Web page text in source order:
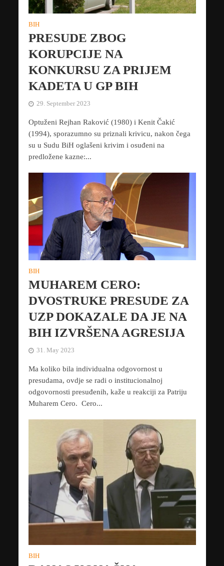
BIH
PRESUDE ZBOG
KORUPCIJE NA
KONKURSU ZA PRIJEM
KADETA U GP BIH
29. September 2023
Optuženi Rejhan Raković (1980) i Kenit Čakić
(1994), sporazumno su priznali krivicu, nakon čega
su u Sudu BiH oglašeni krivim i osuđeni na
predložene kazne:...
BIH
MUHAREM CERO:
DVOSTRUKE PRESUDE ZA
UZP DOKAZALE DA JE NA
BIH IZVRŠENA AGRESIJA
31. May 2023
Ma koliko bila individualna odgovornost u
presudama, ovdje se radi o institucionalnoj
odgovornosti presuđenih, kaže u reakciji za Patriju
Muharem Cero. Cero...
BIH